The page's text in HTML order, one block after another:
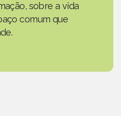
sobre a vida
comum que